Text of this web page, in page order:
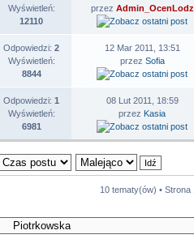
Wyświetleń:
12110
przez Admin_OcenLodz
Odpowiedzi: 2
Wyświetleń:
8844
12 Mar 2011, 13:51
przez Sofia
Odpowiedzi: 1
Wyświetleń:
6981
08 Lut 2011, 18:59
przez Kasia
10 tematy(ów) • Strona